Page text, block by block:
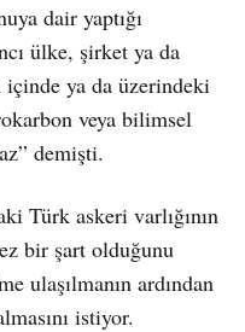
dair yaptığı
ülke, şirket ya da
içinde ya da üzerindeki
veya bilimsel
demişti.
Türk askeri varlığının
bir şart olduğunu
ulaşılmanın ardından
istiyor.